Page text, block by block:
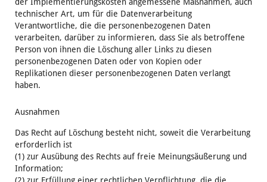
technischer Art, um für die Datenverarbeitung
Verantwortliche, die die personenbezogenen Daten
verarbeiten, darüber zu informieren, dass Sie als betroffene
Person von ihnen die Löschung aller Links zu diesen
personenbezogenen Daten oder von Kopien oder
Replikationen dieser personenbezogenen Daten verlangt
haben.
Ausnahmen
Das Recht auf Löschung besteht nicht, soweit die Verarbeitung
erforderlich ist
(1) zur Ausübung des Rechts auf freie Meinungsäußerung und
Information;